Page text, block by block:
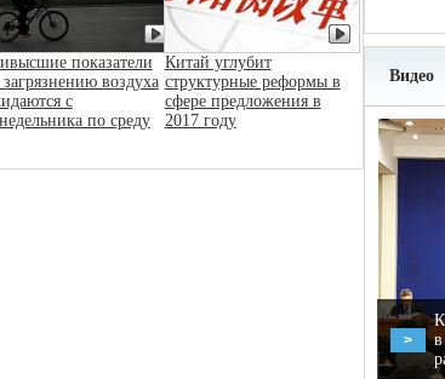
показатели
воздуха
с
по среду
Китай углубит
структурные реформы в
сфере предложения в
2017 году
Видео
>